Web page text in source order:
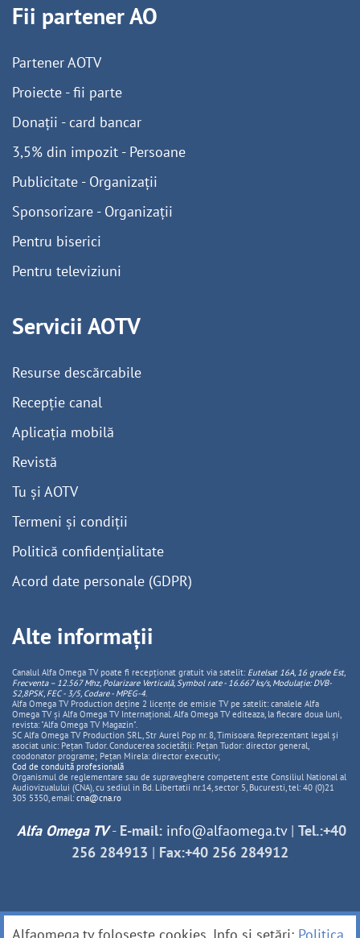
Fii partener AO
Partener AOTV
Proiecte - fii parte
Donații - card bancar
3,5% din impozit - Persoane
Publicitate - Organizații
Sponsorizare - Organizații
Pentru biserici
Pentru televiziuni
Servicii AOTV
Resurse descărcabile
Recepție canal
Aplicația mobilă
Revistă
Tu și AOTV
Termeni și condiții
Politică confidențialitate
Acord date personale (GDPR)
Alte informații
Canalul Alfa Omega TV poate fi recepționat gratuit via satelit: Eutelsat 16A, 16 grade Est,
Frecventa – 12.567 Mhz, PolarizareVerticală, Symbol rate - 16.667 ks/s, Modulație: DVB-
S2,8PSK, FEC - 3/5, Codare - MPEG-4.
Alfa Omega TV Production deține 2 licențe de emisie TV pe satelit: canalele Alfa
Omega TV și Alfa Omega TV Internațional. Alfa Omega TV editeaza, la fiecare doua luni,
revista: "Alfa Omega TV Magazin".
SC Alfa Omega TV Production SRL, Str Aurel Pop nr. 8, Timisoara. Reprezentant legal și
asociat unic: Pețan Tudor. Conducerea societății: Pețan Tudor: director general,
coodonator programe; Pețan Mirela: director executiv;
Cod de conduită profesională
Organismul de reglementare sau de supraveghere competent este Consiliul National al
Audiovizualului (CNA), cu sediul in Bd. Libertatii nr.14, sector 5, Bucuresti, tel: 40 (0)21
305 5350, email: cna@cna.ro
Alfa Omega TV- E-mail: info@alfaomega.tv| Tel.:+40
256 284913 | Fax:+40 256 284912